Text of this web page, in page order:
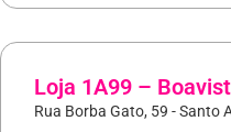
Loja 1A99 –
Rua Borba Gato, 59 - Santo